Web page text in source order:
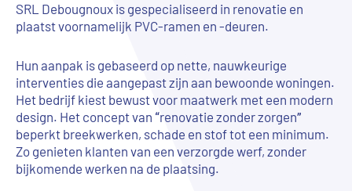
SRL Debougnoux is gespecialiseerd in renovatie en
plaatst voornamelijk PVC-ramen en -deuren.
Hun aanpak is gebaseerd op nette, nauwkeurige
interventies die aangepast zijn aan bewoonde woningen.
Het bedrijf kiest bewust voor maatwerk met een modern
design. Het concept van “renovatie zonder zorgen”
beperkt breekwerken, schade en stof tot een minimum.
Zo genieten klanten van een verzorgde werf, zonder
bijkomende werken na de plaatsing.